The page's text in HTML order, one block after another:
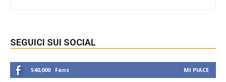
SEGUICI SUI SOCIAL
540,000 Fans MI PIACE